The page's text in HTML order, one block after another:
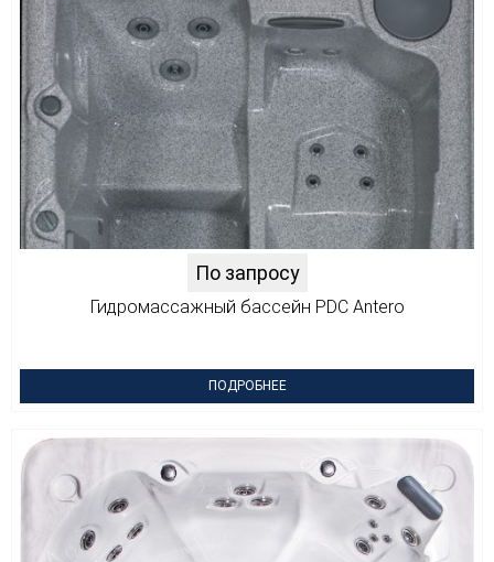
По запросу
Гидромассажный бассейн PDC Antero
ПОДРОБНЕЕ